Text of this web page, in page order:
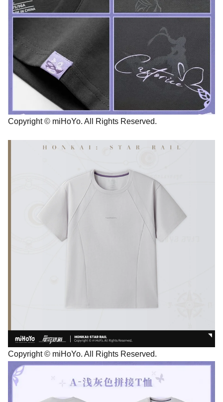
Copyright © miHoYo. All Rights Reserved.
Copyright © miHoYo. All Rights Reserved.